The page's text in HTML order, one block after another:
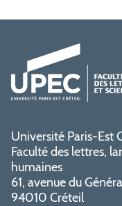
Université Paris-Est
Faculté des lettres,
humaines
61, avenue du
94010 Créteil